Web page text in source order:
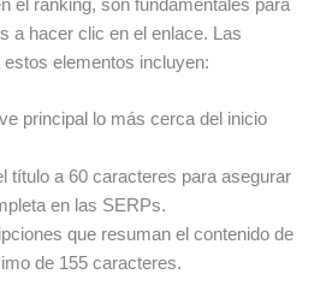
el ranking, son fundamentales para
a hacer clic en el enlace. Las
elementos incluyen:
principal lo más cerca del inicio
título a 60 caracteres para asegurar
en las SERPs.
que resuman el contenido de
de 155 caracteres.